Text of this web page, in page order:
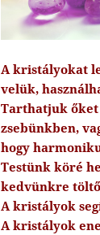
A kristályokat
velük,
Tarthatjuk
zsebünkben,
hogy
Testünk köré
kedvünkre
A kristályok
A kristályok